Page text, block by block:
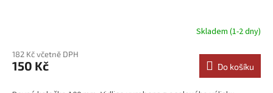
Skladem (1-2 dny)
182 Kč včetně DPH
150 Kč Do košíku